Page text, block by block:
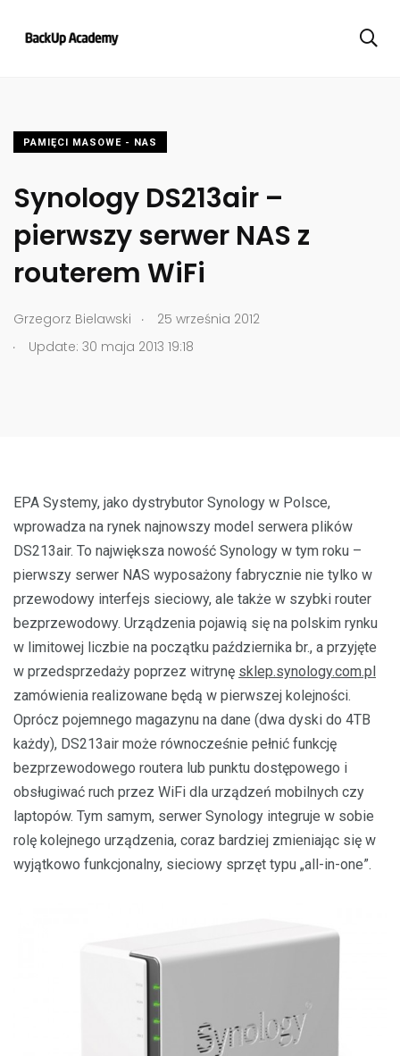
PAMIĘCI MASOWE - NAS
Synology DS213air –
pierwszy serwer NAS z
routerem WiFi
Grzegorz Bielawski .
25 września 2012
.
Update: 30 maja 2013 19:18
EPA Systemy, jako dystrybutor Synology w Polsce,
wprowadza na rynek najnowszy model serwera plików
DS213air. To największa nowość Synology w tym roku –
pierwszy serwer NAS wyposażony fabrycznie nie tylko w
przewodowy interfejs sieciowy, ale także w szybki router
bezprzewodowy. Urządzenia pojawią się na polskim rynku
w limitowej liczbie na początku października br., a przyjęte
w przedsprzedaży poprzez witrynę sklep.synology.com.pl
zamówienia realizowane będą w pierwszej kolejności.
Oprócz pojemnego magazynu na dane (dwa dyski do 4TB
każdy), DS213air może równocześnie pełnić funkcję
bezprzewodowego routera lub punktu dostępowego i
obsługiwać ruch przez WiFi dla urządzeń mobilnych czy
laptopów. Tym samym, serwer Synology integruje w sobie
rolę kolejnego urządzenia, coraz bardziej zmieniając się w
wyjątkowo funkcjonalny, sieciowy sprzęt typu „all-in-one”.